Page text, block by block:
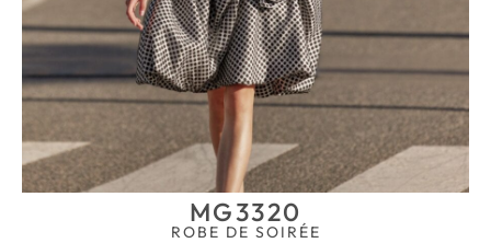
MG3320
ROBE DE SOIRÉE